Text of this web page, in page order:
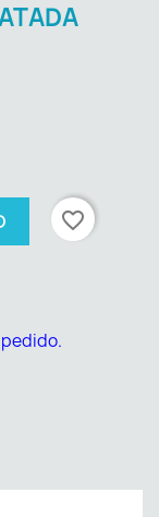
favorite_border